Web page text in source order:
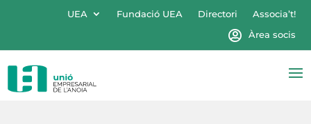
UEA Fundació UEA Directori
Associa’t!
Àrea socis